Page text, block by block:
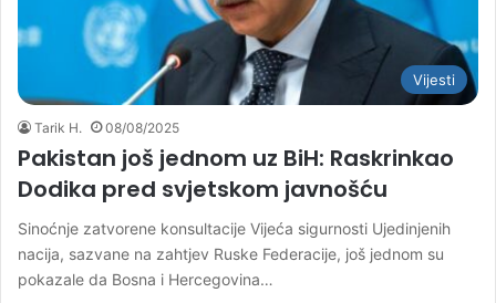
Vijesti
Tarik H. 08/08/2025
Pakistan još jednom uz BiH: Raskrinkao
Dodika pred svjetskom javnošću
Sinoćnje zatvorene konsultacije Vijeća sigurnosti Ujedinjenih
nacija, sazvane na zahtjev Ruske Federacije, još jednom su
pokazale da Bosna i Hercegovina…